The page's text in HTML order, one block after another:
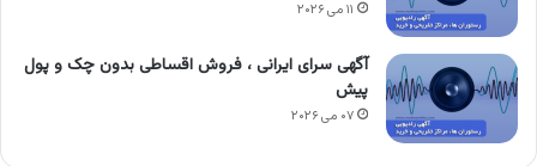
۱۱ می ۲۰۲۶
آگهی سرای ایرانی ، فروش اقساطی بدون چک و پول
پیش
۰۷ می ۲۰۲۶